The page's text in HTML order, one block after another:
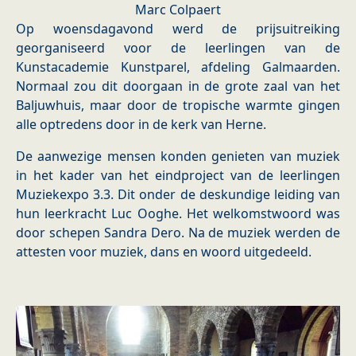
Marc Colpaert
Op woensdagavond werd de prijsuitreiking
georganiseerd voor de leerlingen van de
Kunstacademie Kunstparel, afdeling Galmaarden.
Normaal zou dit doorgaan in de grote zaal van het
Baljuwhuis, maar door de tropische warmte gingen
alle optredens door in de kerk van Herne.
De aanwezige mensen konden genieten van muziek
in het kader van het eindproject van de leerlingen
Muziekexpo 3.3. Dit onder de deskundige leiding van
hun leerkracht Luc Ooghe. Het welkomstwoord was
door schepen Sandra Dero. Na de muziek werden de
attesten voor muziek, dans en woord uitgedeeld.